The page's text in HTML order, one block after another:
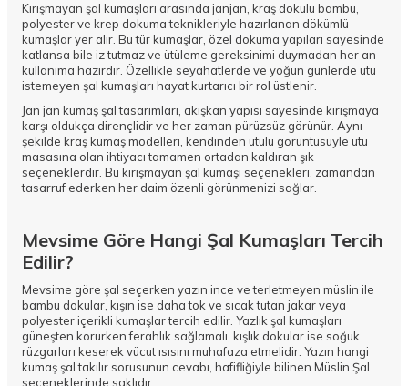
Kırışmayan şal kumaşları arasında janjan, kraş dokulu bambu,
polyester ve krep dokuma teknikleriyle hazırlanan dökümlü
kumaşlar yer alır. Bu tür kumaşlar, özel dokuma yapıları sayesinde
katlansa bile iz tutmaz ve ütüleme gereksinimi duymadan her an
kullanıma hazırdır. Özellikle seyahatlerde ve yoğun günlerde ütü
istemeyen şal kumaşları hayat kurtarıcı bir rol üstlenir.
Jan jan kumaş şal tasarımları, akışkan yapısı sayesinde kırışmaya
karşı oldukça dirençlidir ve her zaman pürüzsüz görünür. Aynı
şekilde kraş kumaş modelleri, kendinden ütülü görüntüsüyle ütü
masasına olan ihtiyacı tamamen ortadan kaldıran şık
seçeneklerdir. Bu kırışmayan şal kumaşı seçenekleri, zamandan
tasarruf ederken her daim özenli görünmenizi sağlar.
Mevsime Göre Hangi Şal Kumaşları Tercih
Edilir?
Mevsime göre şal seçerken yazın ince ve terletmeyen müslin ile
bambu dokular, kışın ise daha tok ve sıcak tutan jakar veya
polyester içerikli kumaşlar tercih edilir. Yazlık şal kumaşları
güneşten korurken ferahlık sağlamalı, kışlık dokular ise soğuk
rüzgarları keserek vücut ısısını muhafaza etmelidir. Yazın hangi
kumaş şal takılır sorusunun cevabı, hafifliğiyle bilinen Müslin Şal
seçeneklerinde saklıdır.